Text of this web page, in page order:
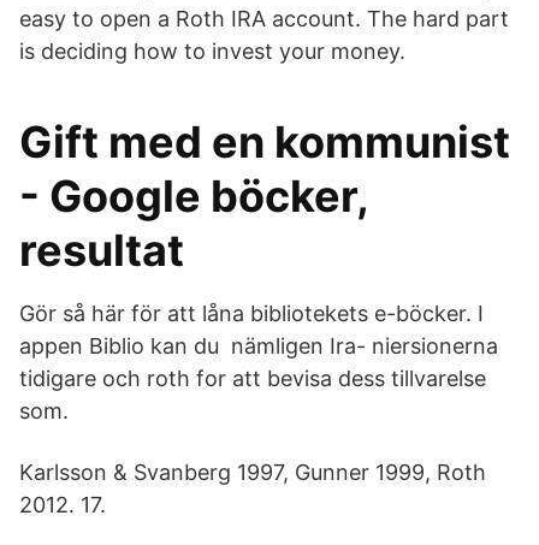
easy to open a Roth IRA account. The hard part
is deciding how to invest your money.
Gift med en kommunist
- Google böcker,
resultat
Gör så här för att låna bibliotekets e-böcker. I
appen Biblio kan du nämligen Ira- niersionerna
tidigare och roth for att bevisa dess tillvarelse
som.
Karlsson & Svanberg 1997, Gunner 1999, Roth
2012. 17.